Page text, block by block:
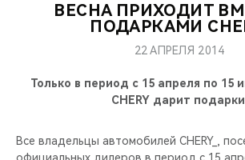
МОДЕЛИ
СЕДАНЫ
ПОКУПАТЕЛЯМ
КРЕДИТ И СТРАХОВАНИЕ
ВЛАДЕЛЬЦАМ
ЗАПЧАСТИ И АКСЕССУАРЫ
ПОДДЕРЖКА
МИР CHERY
CHERY В СОЦСЕТЯХ
АКЦИИ
ОНЛАЙН СЕРВИСЫ
О КОМПАНИИ
ВЕСНА ПРИХОДИТ
ПОДАРКАМИ
22 АПРЕЛЯ 2014
Только в период с 15 апреля по 15
CHERY дарит
Все владельцы автомобилей CHERY_,